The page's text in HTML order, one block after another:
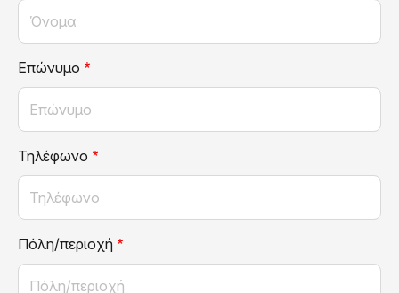
Επώνυμο
Τηλέφωνο
Πόλη/περιοχή